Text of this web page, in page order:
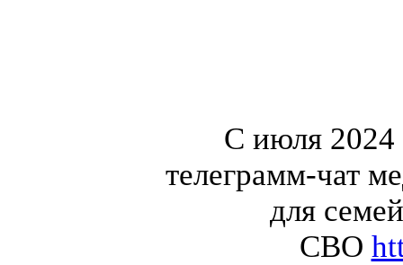
С июля 2024
телеграмм-чат
для
СВО